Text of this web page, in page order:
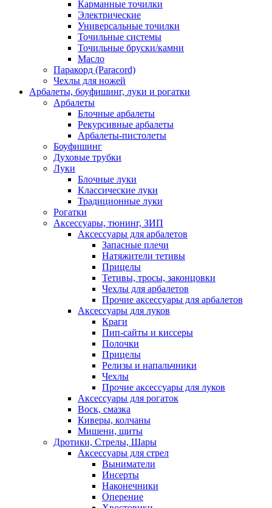
Карманные точилки
Электрические
Универсальные точилки
Точильные системы
Точильные бруски/камни
Масло
Паракорд (Paracord)
Чехлы для ножей
Арбалеты, боуфишинг, луки и рогатки
Арбалеты
Блочные арбалеты
Рекурсивные арбалеты
Арбалеты-пистолеты
Боуфишинг
Духовые трубки
Луки
Блочные луки
Классические луки
Традиционные луки
Рогатки
Аксессуары, тюнинг, ЗИП
Аксессуары для арбалетов
Запасные плечи
Натяжители тетивы
Прицелы
Тетивы, тросы, законцовки
Чехлы для арбалетов
Прочие аксессуары для арбалетов
Аксессуары для луков
Краги
Пип-сайты и киссеры
Полочки
Прицелы
Релизы и напальчники
Чехлы
Прочие аксессуары для луков
Аксессуары для рогаток
Воск, смазка
Киверы, колчаны
Мишени, щиты
Дротики, Стрелы, Шары
Аксессуары для стрел
Выниматели
Инсерты
Наконечники
Оперение